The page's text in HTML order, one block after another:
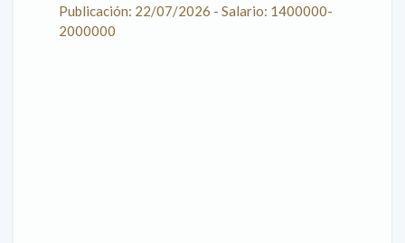
Publicación: 22/07/2026 - Salario: 1400000-
2000000